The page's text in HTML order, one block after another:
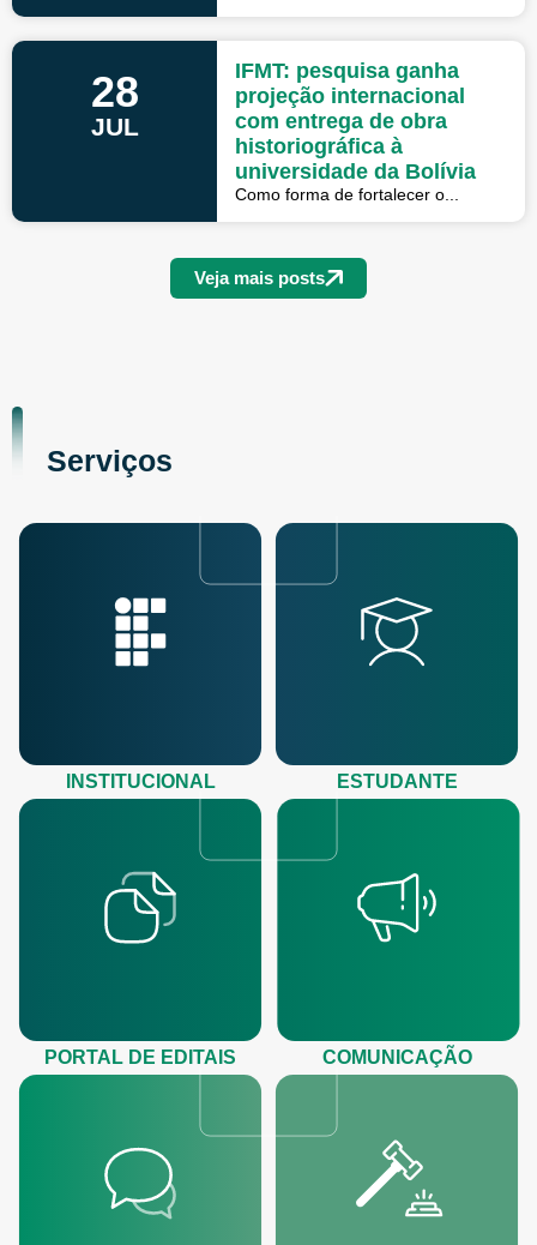
28
JUL
IFMT: pesquisa ganha
projeção internacional
com entrega de obra
historiográfica à
universidade da Bolívia
Como forma de fortalecer o...
Veja mais posts
Serviços
INSTITUCIONAL ESTUDANTE
PORTAL DE EDITAIS COMUNICAÇÃO